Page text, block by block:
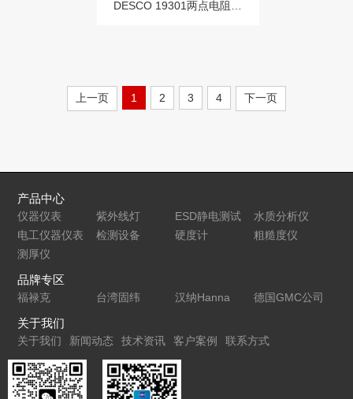
上一页 1 2 3 4 下一页
产品中心
仪器仪表 紫外线灯
ESD静电测试
仪
水质分析仪
电工仪器仪表
检测设备 硬度计
粗糙度仪
测厚仪
品牌专区
福禄克 台湾固纬 汉纳Hanna 德国GMC公司
关于我们
关于我们 新闻动态 技术资讯 客户案例 联系方式